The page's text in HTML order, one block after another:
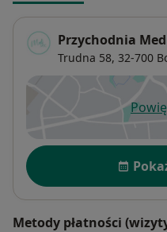
Przychodnia
Trudna 58, 32-700
Dostępność
Metody płatności